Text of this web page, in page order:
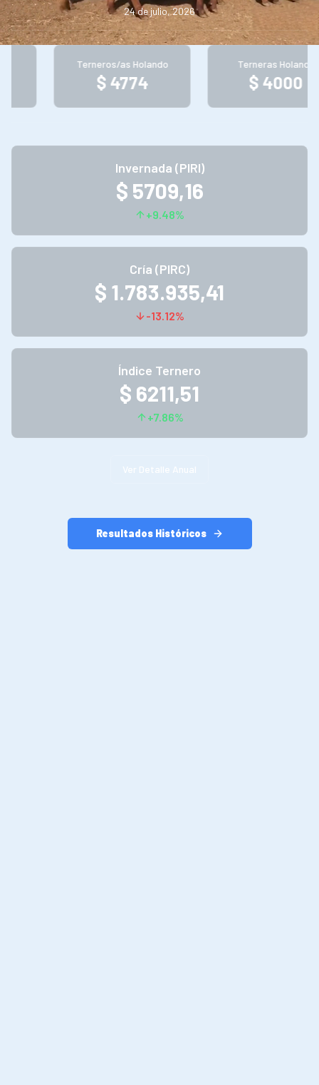
24 de julio, 2026
Terneros/as Holando
$ 4774
Terneras Holando
$ 4000
Invernada (PIRI)
$ 5709,16
+9.48%
Cría (PIRC)
$ 1.783.935,41
-13.12%
Índice Ternero
$ 6211,51
+7.86%
Ver Detalle Anual
Resultados Históricos